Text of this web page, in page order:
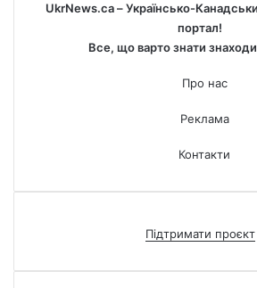
UkrNews.ca – Українсько-
портал!
Все, що варто знати
Про нас
Реклама
Контакти
Підтримати проєкт